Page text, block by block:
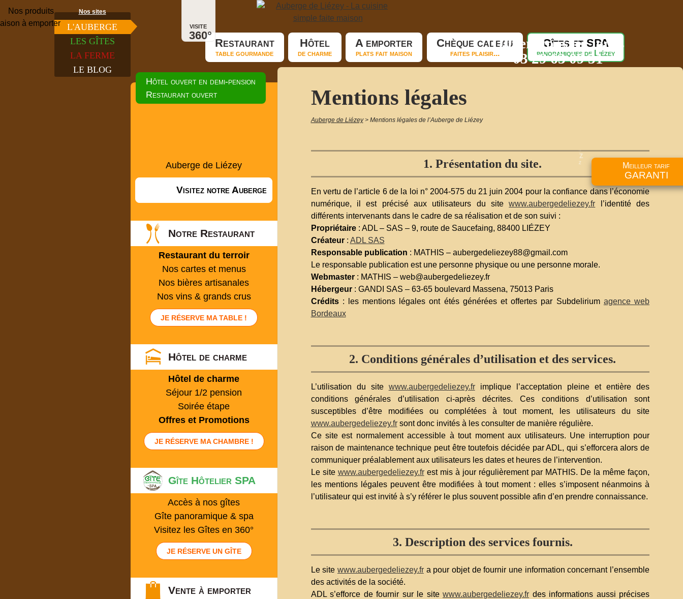
Nos sites
L'AUBERGE
LES GÎTES
LA FERME
LE BLOG
Ouvert tous les jours
03 29 63 09 51
visite
360°
Restaurant
table gourmande
Hôtel
de charme
A emporter
plats fait maison
Chèque cadeau
faites plaisir...
Gîtes et SPA
panoramiques de Liézey
Hôtel ouvert en demi-pension
Restaurant ouvert
Auberge de Liézey
Visitez notre Auberge
Notre Restaurant
Restaurant du terroir
Nos cartes et menus
Nos bières artisanales
Nos vins & grands crus
JE RÉSERVE MA TABLE !
Hôtel de charme
Hôtel de charme
Séjour 1/2 pension
Soirée étape
Offres et Promotions
JE RÉSERVE MA CHAMBRE !
Gîte Hôtelier SPA
Accès à nos gîtes
Gîte panoramique & spa
Visitez les Gîtes en 360°
JE RÉSERVE UN GÎTE
Vente à emporter
Mentions légales
Auberge de Liézey > Mentions légales de l’Auberge de Liézey
1. Présentation du site.
En vertu de l’article 6 de la loi n° 2004-575 du 21 juin 2004 pour la confiance dans l’économie
numérique, il est précisé aux utilisateurs du sitewww.aubergedeliezey.fr l’identité des
différents intervenants dans le cadre de sa réalisation et de son suivi :
Propriétaire: ADL – SAS – 9, route de Saucefaing, 88400 LIÉZEY
Créateur: ADL SAS
Responsable publication : MATHIS – aubergedeliezey88@gmail.com
Le responsable publication est une personne physique ou une personne morale.
Webmaster: MATHIS – web@aubergedeliezey.fr
Hébergeur: GANDI SAS – 63-65 boulevard Massena, 75013 Paris
Crédits: les mentions légales ont étés générées et offertes par Subdelirium agence web
Bordeaux
2. Conditions générales d’utilisation et des services.
L’utilisation du site www.aubergedeliezey.frimplique l’acceptation pleine et entière des
conditions générales d’utilisation ci-après décrites. Ces conditions d’utilisation sont
susceptibles d’être modifiées ou complétées à tout moment, les utilisateurs du site
www.aubergedeliezey.frsont donc invités à les consulter de manière régulière.
Ce site est normalement accessible à tout moment aux utilisateurs. Une interruption pour
raison de maintenance technique peut être toutefois décidée par ADL, qui s’efforcera alors de
communiquer préalablement aux utilisateurs les dates et heures de l’intervention.
Le site www.aubergedeliezey.frest mis à jour régulièrement par MATHIS. De la même façon,
les mentions légales peuvent être modifiées à tout moment : elles s’imposent néanmoins à
l’utilisateur qui est invité à s’y référer le plus souvent possible afin d’en prendre connaissance.
3. Description des services fournis.
Le site www.aubergedeliezey.fra pour objet de fournir une information concernant l’ensemble
des activités de la société.
ADL s’efforce de fournir sur le site www.aubergedeliezey.fr des informations aussi précises
Meilleur tarif
garanti
Z Z
Z